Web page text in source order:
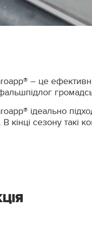
– це
ідеально
В кінці сезону